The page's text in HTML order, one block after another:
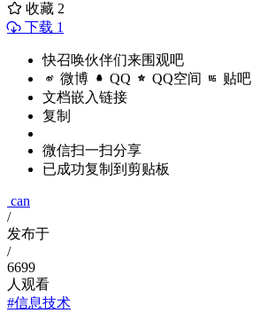
收藏 2
下载 1
快召唤伙伴们来围观吧
微博 QQ QQ空间 贴吧
文档嵌入链接
复制
微信扫一扫分享
已成功复制到剪贴板
can
/
发布于
/
6699
人观看
#信息技术